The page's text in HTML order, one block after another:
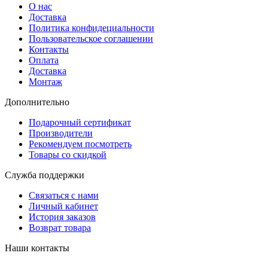
О нас
Доставка
Политика конфидециальности
Пользовательское соглашении
Контакты
Оплата
Доставка
Монтаж
Дополнительно
Подарочный сертификат
Производители
Рекомендуем посмотреть
Товары со скидкой
Служба поддержки
Связаться с нами
Личный кабинет
История заказов
Возврат товара
Наши контакты